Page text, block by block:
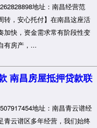
地址：南昌经营范
转，安心托付】在南昌这座活
加快，资金需求常有阶段性变
有房产，...
南昌房屋抵押贷款联
地址：南昌青云谱经
青云谱区多年经营，我们始终